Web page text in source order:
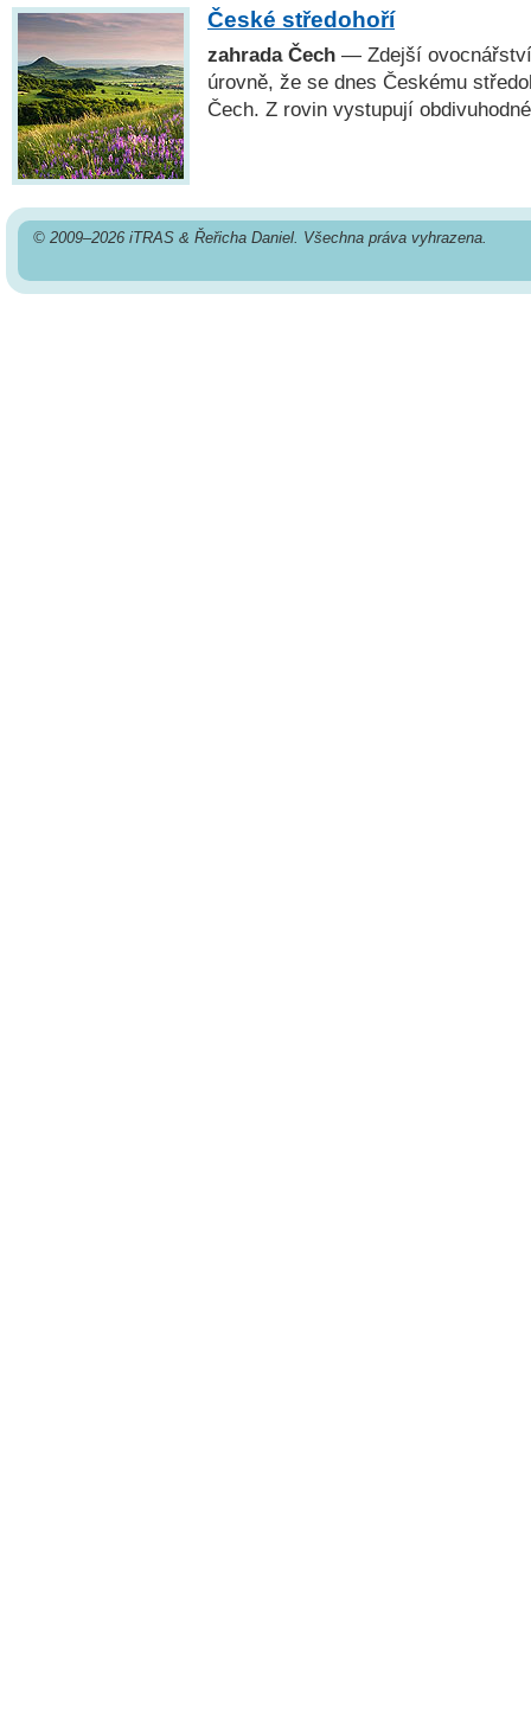
České středohoří
zahrada Čech — Zdejší
úrovně, že se dnes Českému
Čech. Z rovin vystupují
© 2009–2026 iTRAS & Řeřicha Daniel. Všechna práva vyhrazena.